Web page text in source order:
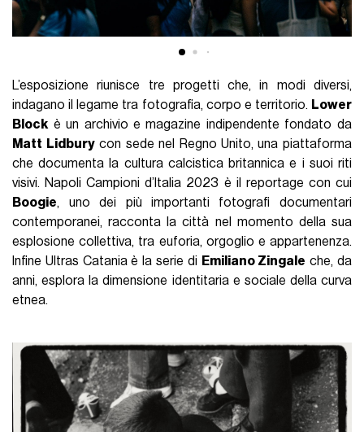
L’esposizione riunisce tre progetti che, in modi diversi,
indagano il legame tra fotografia, corpo e territorio. Lower
Blockè un archivio e magazine indipendente fondato da
Matt Lidburycon sede nel Regno Unito, una piattaforma
che documenta la cultura calcistica britannica e i suoi riti
visivi. Napoli Campioni d’Italia 2023 è il reportage con cui
Boogie, uno dei più importanti fotografi documentari
contemporanei, racconta la città nel momento della sua
esplosione collettiva, tra euforia, orgoglio e appartenenza.
Infine Ultras Catania è la serie di Emiliano Zingale che, da
anni, esplora la dimensione identitaria e sociale della curva
etnea.